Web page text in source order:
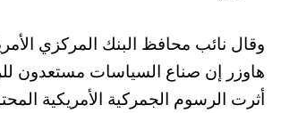
وقال نائب محافظ البنك المركزي
هاوزر إن صناع السياسات مستعدون
أثرت الرسوم الجمركية الأمريكية